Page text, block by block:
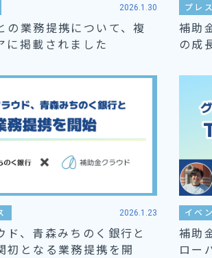
2026.1.30
の業務提携について、複
に掲載されました
プレ
補助
の成
2026.1.23
ド、青森みちのく銀行と
初となる業務提携を開
イベ
補助
ロー